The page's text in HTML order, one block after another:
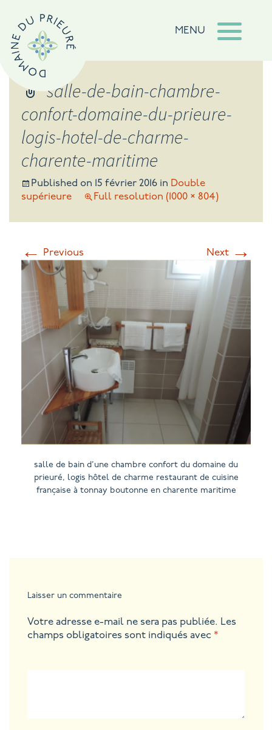
MENU
salle-de-bain-chambre-
confort-domaine-du-prieure-
logis-hotel-de-charme-
charente-maritime
Published on 15 février 2016 in Double
supérieure
Full resolution (1000 × 804)
← Previous Next →
salle de bain d’une chambre confort du domaine du
prieuré, logis hôtel de charme restaurant de cuisine
française à tonnay boutonne en charente maritime
Laisser un commentaire
Votre adresse e-mail ne sera pas publiée. Les
champs obligatoires sont indiqués avec *